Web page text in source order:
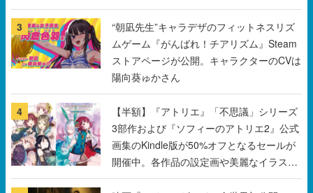
などを配置
3
“朝凪先生”キャラデザのフィットネスリズ
ムゲーム『がんばれ！チアリズム』Steam
ストアページが公開。キャラクターのCVは
陽向葵ゅかさん
4
【半額】『アトリエ』「不思議」シリーズ
3部作および『ソフィーのアトリエ2』公式
画集のKindle版が50%オフとなるセールが
開催中。各作品の設定画や美麗なイラスト
の数々をふんだんに収録